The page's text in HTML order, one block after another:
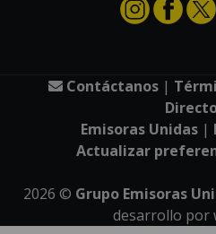
Contáctanos|
Emisoras Unidas |
Actualizar
2026 © Grupo Emisoras
desarrollo por